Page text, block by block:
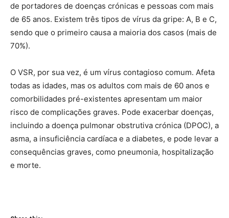
de portadores de doenças crónicas e pessoas com mais
de 65 anos. Existem três tipos de vírus da gripe: A, B e C,
sendo que o primeiro causa a maioria dos casos (mais de
70%).
O VSR, por sua vez, é um vírus contagioso comum. Afeta
todas as idades, mas os adultos com mais de 60 anos e
comorbilidades pré-existentes apresentam um maior
risco de complicações graves. Pode exacerbar doenças,
incluindo a doença pulmonar obstrutiva crónica (DPOC), a
asma, a insuficiência cardíaca e a diabetes, e pode levar a
consequências graves, como pneumonia, hospitalização
e morte.